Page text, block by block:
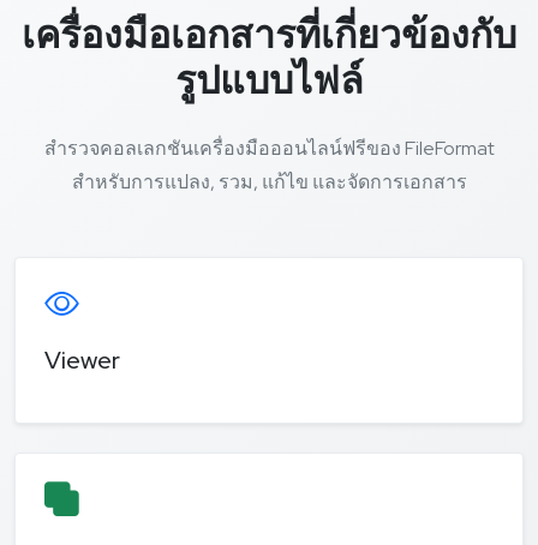
เครื่องมือเอกสารที่เกี่ยวข้องกับ
รูปแบบไฟล์
สำรวจคอลเลกชันเครื่องมือออนไลน์ฟรีของ FileFormat
สำหรับการแปลง, รวม, แก้ไข และจัดการเอกสาร
Viewer